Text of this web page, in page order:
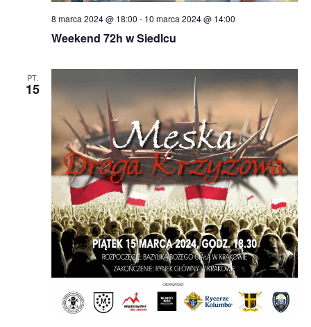
Weekend 72h w Siedlcu
8 marca 2024 @ 18:00 - 10 marca 2024 @ 14:00
PT.
15